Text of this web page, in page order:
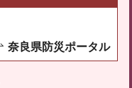
奈良県防災ポータル